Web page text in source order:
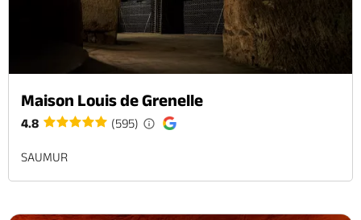
Maison Louis de Grenelle
4.8 (595)
SAUMUR